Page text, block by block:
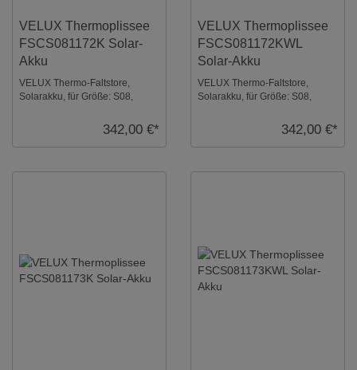
VELUX Thermoplissee
FSCS081172K Solar-
Akku
VELUX Thermo-Faltstore,
Solarakku, für Größe: S08,
342,00 €*
VELUX Thermoplissee
FSCS081172KWL
Solar-Akku
VELUX Thermo-Faltstore,
Solarakku, für Größe: S08,
Schiene, io-homecontr ...342,00 €*